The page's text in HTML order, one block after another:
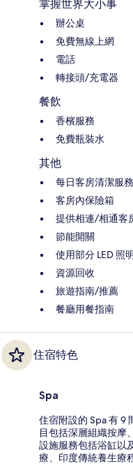
掌握世界大小事
辦公桌
免費無線上網
電話
轉接頭/充電器
餐飲
香檳服務
免費瓶裝水
其他
每日客房清潔服務
客房內保險箱
提供相連/相通客
節能開關
使用部分 LED 照
資源回收
旅遊指南/推薦
餐廳用餐指南
住宿特色
Spa
住宿附設的 Spa 有 9
目包括深層組織按摩
設施服務包括浴缸以
療、印度傳統養生療